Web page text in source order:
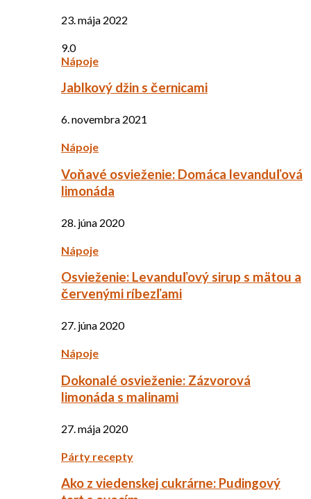
23. mája 2022
9.0
Nápoje
Jablkový džin s černicami
6. novembra 2021
Nápoje
Voňavé osvieženie: Domáca levanduľová
limonáda
28. júna 2020
Nápoje
Osvieženie: Levanduľový sirup s mätou a
červenými ríbezľami
27. júna 2020
Nápoje
Dokonalé osvieženie: Zázvorová
limonáda s malinami
27. mája 2020
Párty recepty
Ako z viedenskej cukrárne: Pudingový